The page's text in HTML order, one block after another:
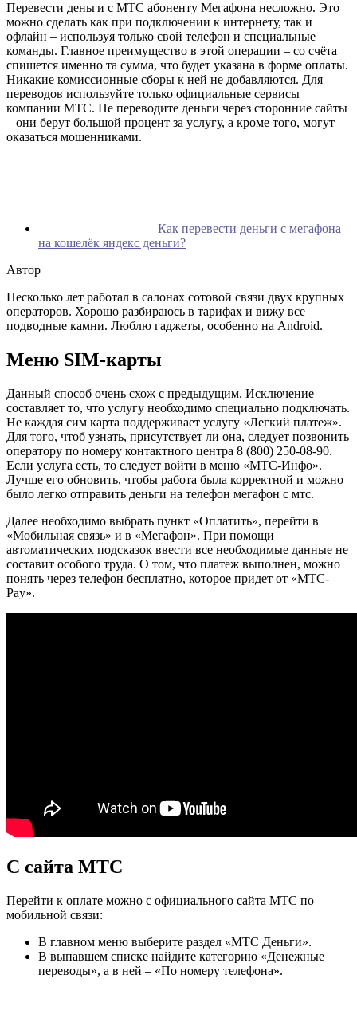
Перевести деньги с МТС абоненту Мегафона несложно. Это
можно сделать как при подключении к интернету, так и
офлайн – используя только свой телефон и специальные
команды. Главное преимущество в этой операции – со счёта
спишется именно та сумма, что будет указана в форме оплаты.
Никакие комиссионные сборы к ней не добавляются. Для
переводов используйте только официальные сервисы
компании МТС. Не переводите деньги через сторонние сайты
– они берут большой процент за услугу, а кроме того, могут
оказаться мошенниками.
Как перевести деньги с мегафона
на кошелёк яндекс деньги?
Автор
Несколько лет работал в салонах сотовой связи двух крупных
операторов. Хорошо разбираюсь в тарифах и вижу все
подводные камни. Люблю гаджеты, особенно на Android.
Меню SIM-карты
Данный способ очень схож с предыдущим. Исключение
составляет то, что услугу необходимо специально подключать.
Не каждая сим карта поддерживает услугу «Легкий платеж».
Для того, чтоб узнать, присутствует ли она, следует позвонить
оператору по номеру контактного центра 8 (800) 250-08-90.
Если услуга есть, то следует войти в меню «МТС-Инфо».
Лучше его обновить, чтобы работа была корректной и можно
было легко отправить деньги на телефон мегафон с мтс.
Далее необходимо выбрать пункт «Оплатить», перейти в
«Мобильная связь» и в «Мегафон». При помощи
автоматических подсказок ввести все необходимые данные не
составит особого труда. О том, что платеж выполнен, можно
понять через телефон бесплатно, которое придет от «MTC-
Pay».
С сайта МТС
Перейти к оплате можно с официального сайта МТС по
мобильной связи:
В главном меню выберите раздел «МТС Деньги».
В выпавшем списке найдите категорию «Денежные
переводы», а в ней – «По номеру телефона».